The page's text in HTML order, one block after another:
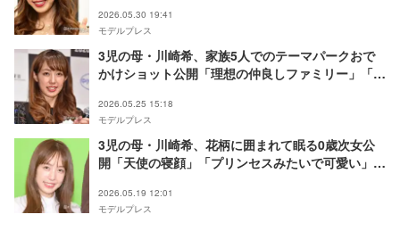
2026.05.30 19:41
モデルプレス
3児の母・川崎希、家族5人でのテーマパークおで
かけショット公開「理想の仲良しファミリー」「家
2026.05.25 15:18
モデルプレス
3児の母・川崎希、花柄に囲まれて眠る0歳次女公
開「天使の寝顔」「プリンセスみたいで可愛い」の
2026.05.19 12:01
モデルプレス